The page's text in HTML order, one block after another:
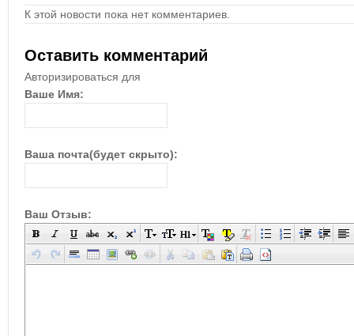
К этой новости пока нет комментариев.
Оставить комментарий
Авторизироваться для
Ваше Имя:
Ваша почта(будет скрыто):
Ваш Отзыв: